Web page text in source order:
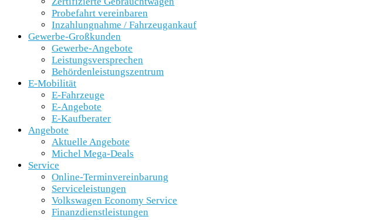
Probefahrt vereinbaren
Inzahlungnahme / Fahrzeugankauf
Gewerbe-Großkunden
Gewerbe-Angebote
Leistungsversprechen
Behördenleistungszentrum
E-Mobilität
E-Fahrzeuge
E-Angebote
E-Kaufberater
Angebote
Aktuelle Angebote
Michel Mega-Deals
Service
Online-Terminvereinbarung
Serviceleistungen
Volkswagen Economy Service
Finanzdienstleistungen